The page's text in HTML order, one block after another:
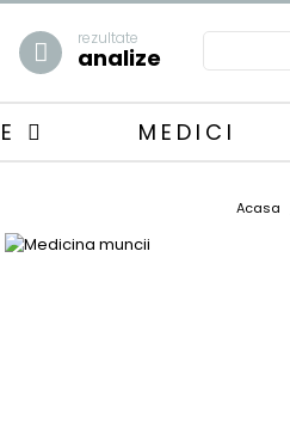
rezultate
analize
MEDICI
Acasa